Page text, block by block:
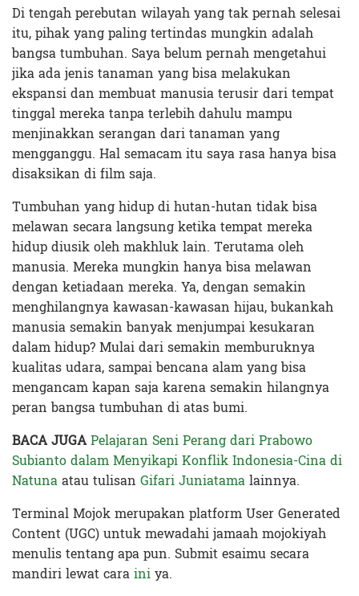
Di tengah perebutan wilayah yang tak pernah selesai
itu, pihak yang paling tertindas mungkin adalah
bangsa tumbuhan. Saya belum pernah mengetahui
jika ada jenis tanaman yang bisa melakukan
ekspansi dan membuat manusia terusir dari tempat
tinggal mereka tanpa terlebih dahulu mampu
menjinakkan serangan dari tanaman yang
mengganggu. Hal semacam itu saya rasa hanya bisa
disaksikan di film saja.
Tumbuhan yang hidup di hutan-hutan tidak bisa
melawan secara langsung ketika tempat mereka
hidup diusik oleh makhluk lain. Terutama oleh
manusia. Mereka mungkin hanya bisa melawan
dengan ketiadaan mereka. Ya, dengan semakin
menghilangnya kawasan-kawasan hijau, bukankah
manusia semakin banyak menjumpai kesukaran
dalam hidup? Mulai dari semakin memburuknya
kualitas udara, sampai bencana alam yang bisa
mengancam kapan saja karena semakin hilangnya
peran bangsa tumbuhan di atas bumi.
BACA JUGAPelajaran Seni Perang dari Prabowo
Subianto dalam Menyikapi Konflik Indonesia-Cina di
Natunaatau tulisan Gifari Juniatamalainnya.
Terminal Mojok merupakan platform User Generated
Content (UGC) untuk mewadahi jamaah mojokiyah
menulis tentang apa pun. Submit esaimu secara
mandiri lewat carainiya.